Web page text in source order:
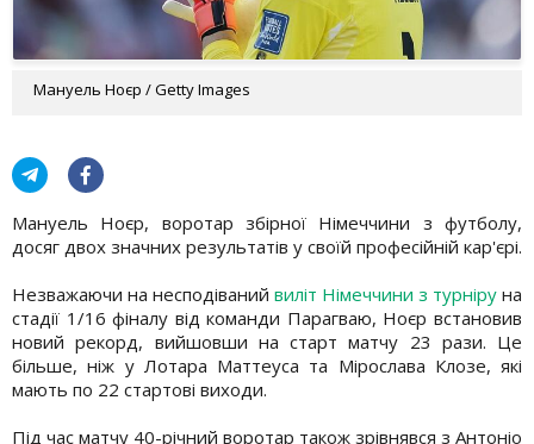
Мануель Ноєр / Getty Images
Мануель Ноєр, воротар збірної Німеччини з футболу,
досяг двох значних результатів у своїй професійній кар'єрі.
Незважаючи на несподіваний виліт Німеччини з турніру на
стадії 1/16 фіналу від команди Парагваю, Ноєр встановив
новий рекорд, вийшовши на старт матчу 23 рази. Це
більше, ніж у Лотара Маттеуса та Мірослава Клозе, які
мають по 22 стартові виходи.
Під час матчу 40-річний воротар також зрівнявся з Антоніо